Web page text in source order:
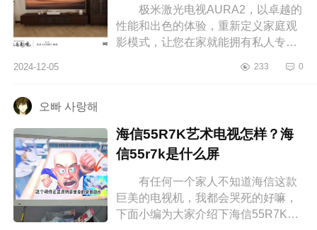
极米激光电视AURA2，以卓越的
性能和出色的体验，重新定义家庭观
影模式，让您在家就能拥有私人专属
极米aura2评测怎么样?极米和海信激
2024-12-05 233 0
오빠 사랑해
海信55R7K艺术电视怎样？海
信55r7k是什么屏
有任何一个家人不知道海信这款
巨美的电视机，我都会哭死的好嘛，
下面小编为大家介绍下海信55R7K艺